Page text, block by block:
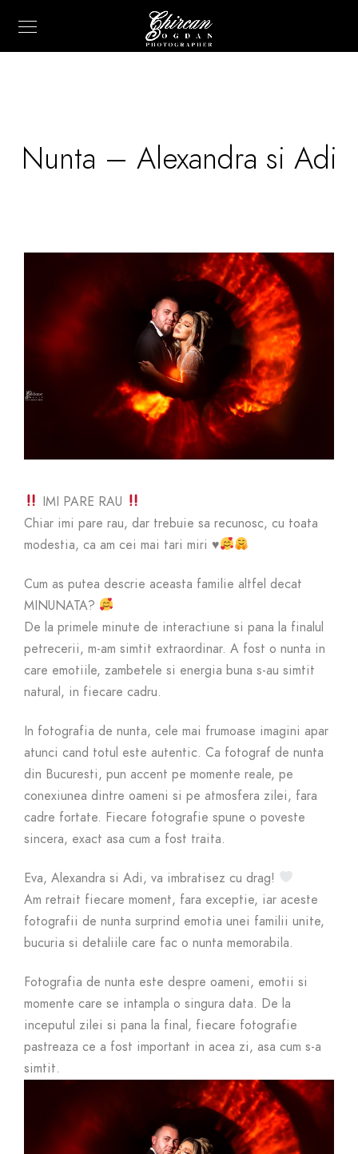
Nunta – Alexandra si Adi
IMI PARE RAU
Chiar imi pare rau, dar trebuie sa recunosc, cu toata
modestia, ca am cei mai tari miri ♥️
Cum as putea descrie aceasta familie altfel decat
MINUNATA?
De la primele minute de interactiune si pana la finalul
petrecerii, m-am simtit extraordinar. A fost o nunta in
care emotiile, zambetele si energia buna s-au simtit
natural, in fiecare cadru.
In fotografia de nunta, cele mai frumoase imagini apar
atunci cand totul este autentic. Ca fotograf de nunta
din Bucuresti, pun accent pe momente reale, pe
conexiunea dintre oameni si pe atmosfera zilei, fara
cadre fortate. Fiecare fotografie spune o poveste
sincera, exact asa cum a fost traita.
Eva, Alexandra si Adi, va imbratisez cu drag!
Am retrait fiecare moment, fara exceptie, iar aceste
fotografii de nunta surprind emotia unei familii unite,
bucuria si detaliile care fac o nunta memorabila.
Fotografia de nunta este despre oameni, emotii si
momente care se intampla o singura data. De la
inceputul zilei si pana la final, fiecare fotografie
pastreaza ce a fost important in acea zi, asa cum s-a
simtit.